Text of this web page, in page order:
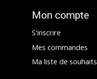
Mon compte
S'inscrire
Mes commandes
Ma liste de souhaits